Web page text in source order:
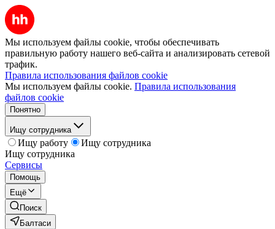
Мы используем файлы cookie, чтобы обеспечивать
правильную работу нашего веб-сайта и анализировать сетевой
трафик.
Правила использования файлов cookie
Мы используем файлы cookie. Правила использования
файлов cookie
Понятно
Ищу сотрудника
Ищу работу
Ищу сотрудника
Ищу сотрудника
Сервисы
Помощь
Ещё
Поиск
Балтаси